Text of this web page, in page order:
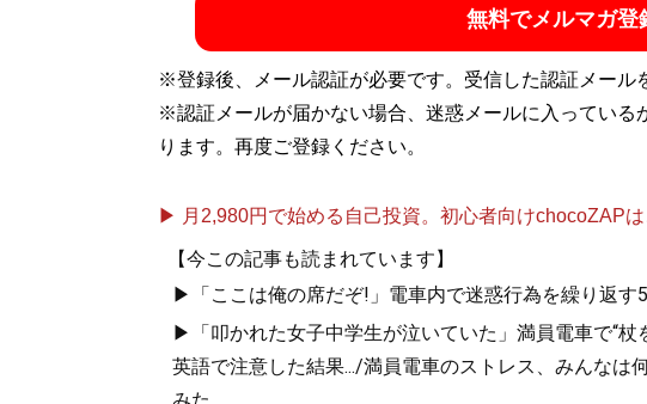
無料でメルマガ
※登録後、メール認証が必要です。受信した認証メール
※認証メールが届かない場合、迷惑メールに入っている
ります。再度ご登録ください。
▶ 月2,980円で始める自己投資。初心者向けchocoZAPは
【今この記事も読まれています】
▶「ここは俺の席だぞ!」電車内で迷惑行為を繰り返す
▶「叩かれた女子中学生が泣いていた」満員電車で“杖
英語で注意した結果.../満員電車のストレス、みんなは